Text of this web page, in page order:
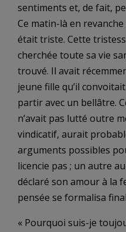
sentiments et, de fait,
Ce matin-là en
était triste. Cette
cherchée toute sa vie
trouvé. Il avait
jeune fille qu’il
partir avec un bellâtre.
n’avait pas lutté outre
vindicatif, aurait
arguments possibles
licencie pas ; un autre
déclaré son amour à la
pensée se formalisa
« Pourquoi suis-je